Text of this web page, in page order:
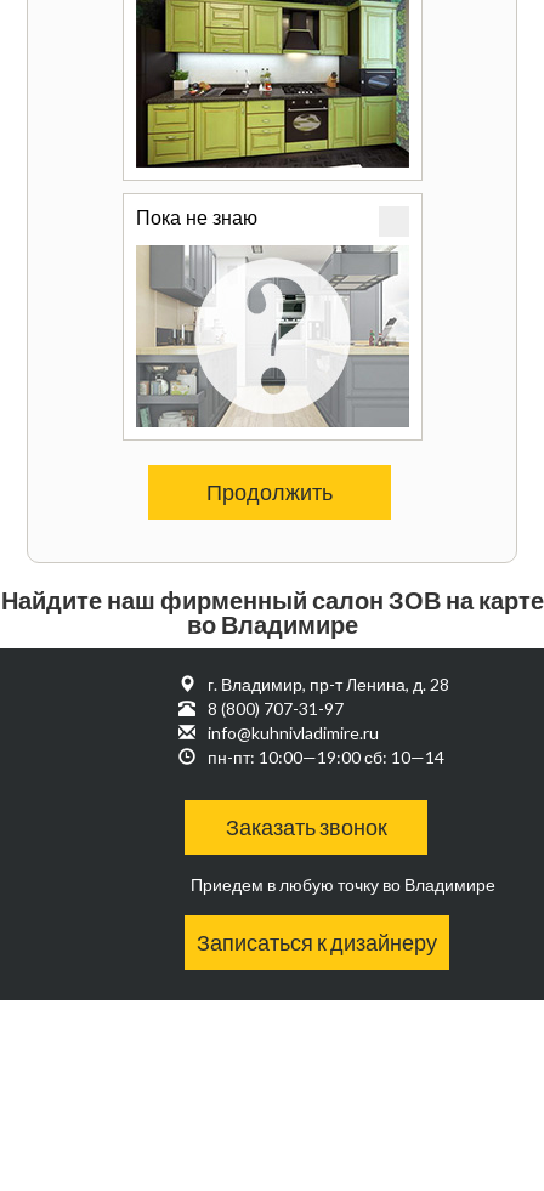
Пока не знаю
Продолжить
Найдите наш фирменный салон ЗОВ на карте
во Владимире
г. Владимир, пр-т Ленина, д. 28
8 (800) 707-31-97
info@kuhnivladimire.ru
пн-пт: 10:00—19:00 сб: 10—14
Заказать звонок
Приедем в любую точку во Владимире
Записаться к дизайнеру